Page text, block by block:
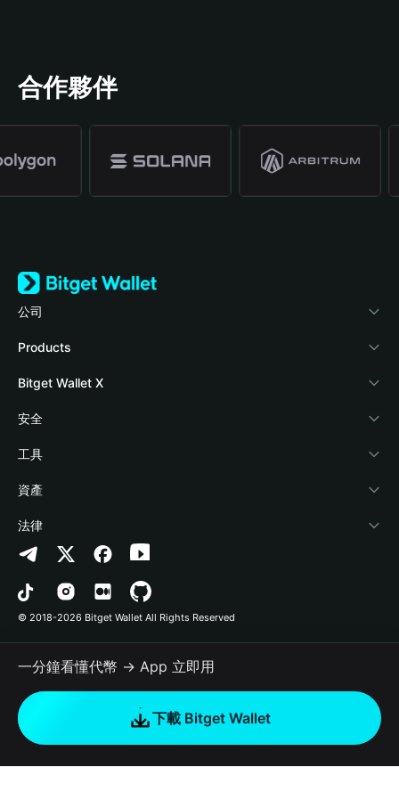
合作夥伴
公司
關於 Bitget Wallet
部落格
學院
加密資訊
幫助中心
‌聯繫我們
品牌資源
工作機會
Products
Crypto Card
Stablecoin Earn
Payfi Crypto
Crypto Swap API
Altcoin Season Index
Prediction Markets
DApp
RWA
如何購買加密貨幣
Bitget Wallet X
開發者文件
連接錢包
Bitget Wallet Pay
合作上架
安全
風險保障基金
安全防護技術
工具
快捷買幣
授權檢測
合約檢測
批次轉帳
資產
Arbitrum
Avalanche
Bitcoin
Polygon
法律
隱私協議
用戶使用協議
© 2018-2026 Bitget Wallet All Rights Reserved
一分鐘看懂代幣 → App 立即用
下載 Bitget Wallet